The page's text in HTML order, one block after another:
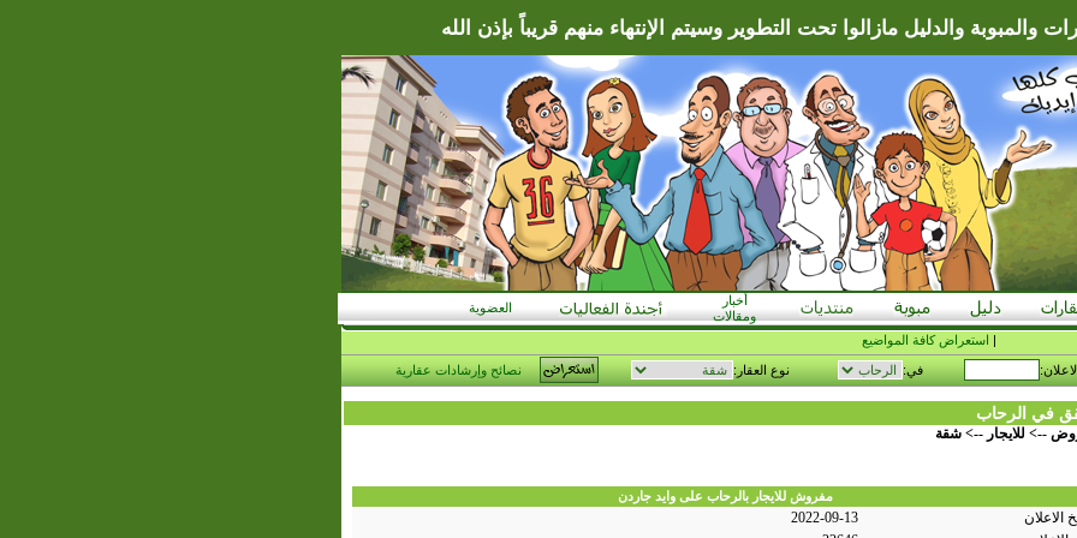
والمبوبة والدليل مازالوا تحت التطوير وسيتم الإنتهاء منهم قريباً بإذن الله
أخبار
ومقالات
العضوية
استعراض كافة المواضيع
نصائح وإرشادات عقارية نوع العقار: في:
في الرحاب
--> للايجار-->شقة
مفروش للايجار بالرحاب على وايد جاردن
2022-09-13
الاعلان